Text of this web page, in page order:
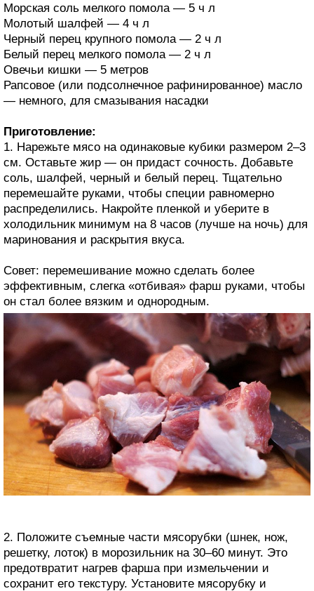
Морская соль мелкого помола — 5 ч л
Молотый шалфей — 4 ч л
Черный перец крупного помола — 2 ч л
Белый перец мелкого помола — 2 ч л
Овечьи кишки — 5 метров
Рапсовое (или подсолнечное рафинированное) масло
— немного, для смазывания насадки
Приготовление:
1. Нарежьте мясо на одинаковые кубики размером 2–3
см. Оставьте жир — он придаст сочность. Добавьте
соль, шалфей, черный и белый перец. Тщательно
перемешайте руками, чтобы специи равномерно
распределились. Накройте пленкой и уберите в
холодильник минимум на 8 часов (лучше на ночь) для
маринования и раскрытия вкуса.
Совет: перемешивание можно сделать более
эффективным, слегка «отбивая» фарш руками, чтобы
он стал более вязким и однородным.
2. Положите съемные части мясорубки (шнек, нож,
решетку, лоток) в морозильник на 30–60 минут. Это
предотвратит нагрев фарша при измельчении и
сохранит его текстуру. Установите мясорубку и